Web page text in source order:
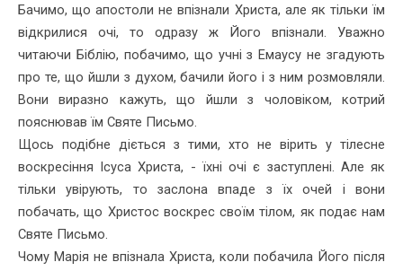
Бачимо, що апостоли не впізнали Христа, але як тільки їм
відкри­лися очі, то одразу ж Його впізнали. Уважно
читаючи Біблію, поба­чимо, що учні з Емаусу не згадують
про те, що йшли з духом, бачили його і з ним розмовляли.
Вони виразно кажуть, що йшли з чоло­віком, котрий
пояснював їм Святе Письмо.
Щось подібне діється з тими, хто не вірить у тілесне
воскресіння Ісуса Христа, - їхні очі є заступлені. Але як
тільки увірують, то заслона впаде з їх очей і вони
побачать, що Христос воскрес своїм тілом, як подає нам
Святе Письмо.
Чому Марія не впізнала Хриcта, коли побачила Його після